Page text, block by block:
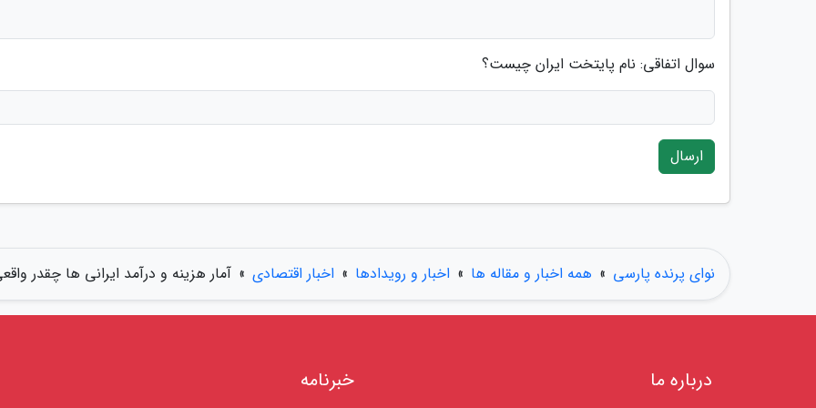
سوال اتفاقی: نام پایتخت ایران چیست؟
ارسال
نوای پرنده پارسی » همه اخبار و مقاله ها » اخبار و رویدادها » اخبار اقتصادی » آمار هزینه و درآمد ایرانی ها چقدر
درباره ما خبرنامه